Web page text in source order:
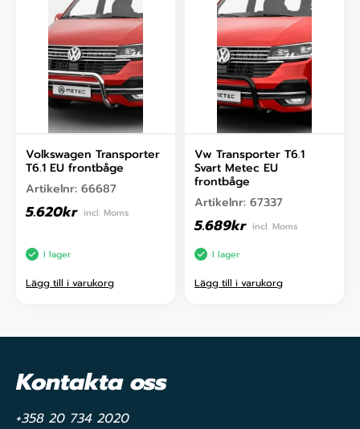
Volkswagen Transporter
T6.1 EU frontbåge
Artikelnr: 66687
5.620kr incl. Moms
I lager
Lägg till i varukorg
Vw Transporter T6.1
Svart Metec EU
frontbåge
Artikelnr: 67337
5.689kr incl. Moms
I lager
Lägg till i varukorg
Kontakta oss
+358 20 734 2020